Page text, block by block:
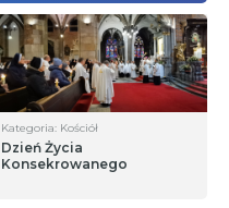
Kategoria: Kościół
Dzień Życia
Konsekrowanego